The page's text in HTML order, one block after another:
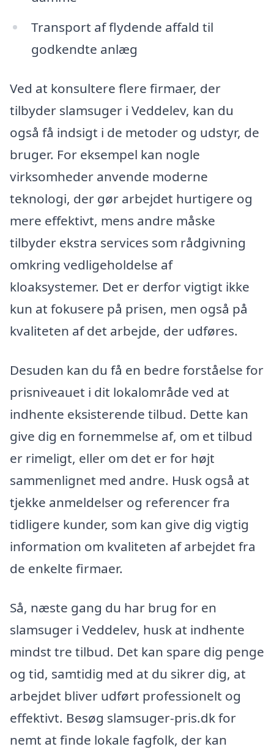
Transport af flydende affald til
godkendte anlæg
Ved at konsultere flere firmaer, der
tilbyder slamsuger i Veddelev, kan du
også få indsigt i de metoder og udstyr, de
bruger. For eksempel kan nogle
virksomheder anvende moderne
teknologi, der gør arbejdet hurtigere og
mere effektivt, mens andre måske
tilbyder ekstra services som rådgivning
omkring vedligeholdelse af
kloaksystemer. Det er derfor vigtigt ikke
kun at fokusere på prisen, men også på
kvaliteten af det arbejde, der udføres.
Desuden kan du få en bedre forståelse for
prisniveauet i dit lokalområde ved at
indhente eksisterende tilbud. Dette kan
give dig en fornemmelse af, om et tilbud
er rimeligt, eller om det er for højt
sammenlignet med andre. Husk også at
tjekke anmeldelser og referencer fra
tidligere kunder, som kan give dig vigtig
information om kvaliteten af arbejdet fra
de enkelte firmaer.
Så, næste gang du har brug for en
slamsuger i Veddelev, husk at indhente
mindst tre tilbud. Det kan spare dig penge
og tid, samtidig med at du sikrer dig, at
arbejdet bliver udført professionelt og
effektivt. Besøg slamsuger-pris.dk for
nemt at finde lokale fagfolk, der kan